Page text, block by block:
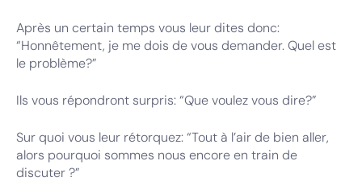
Après un certain temps vous leur dites donc:
“Honnêtement, je me dois de vous demander. Quel est
le problème?”
Ils vous répondront surpris: “Que voulez vous dire?”
Sur quoi vous leur rétorquez: “Tout à l’air de bien aller,
alors pourquoi sommes nous encore en train de
discuter ?”